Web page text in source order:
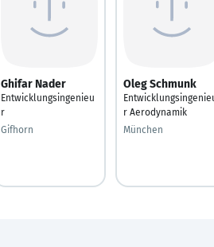
Ghifar Nader
Entwicklungsingenieu
r
Gifhorn
Oleg Schmunk
r Aerodynamik
München